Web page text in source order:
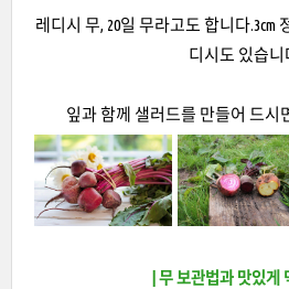
레디시 무, 20일 무라고도 합니다.3cm
디시도 있습니
잎과 함께 샐러드를 만들어 드시
| 무 보관법과 맛있게